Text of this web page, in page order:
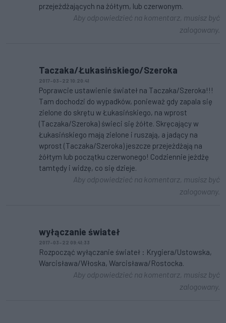
przejeżdżających na żółtym, lub czerwonym.
Aby odpowiedzieć na komentarz, musisz być
zalogowany.
Taczaka/Łukasińskiego/Szeroka
2017-03-22 10:20:41
Poprawcie ustawienie świateł na Taczaka/Szeroka!!!
Tam dochodzi do wypadków, ponieważ gdy zapala się
zielone do skrętu w Łukasińskiego, na wprost
(Taczaka/Szeroka) świeci się żółte. Skręcający w
Łukasińskiego mają zielone i ruszają, a jadący na
wprost (Taczaka/Szeroka) jeszcze przejeżdżają na
żółtym lub początku czerwonego! Codziennie jeżdżę
tamtędy i widzę, co się dzieje.
Aby odpowiedzieć na komentarz, musisz być
zalogowany.
wyłączanie świateł
2017-03-22 09:41:33
Rozpocząć wyłączanie świateł : Krygiera/Ustowska,
Warcisława/Włoska, Warcisława/Rostocka.
Aby odpowiedzieć na komentarz, musisz być
zalogowany.